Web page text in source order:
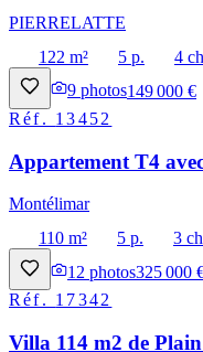
PIERRELATTE
122 m²
5 p. 4
9 photos149 000 €
Réf. 13452
Appartement T4
Montélimar
110 m²
5 p.
3
12 photos325 000
Réf. 17342
Villa 114 m2 de